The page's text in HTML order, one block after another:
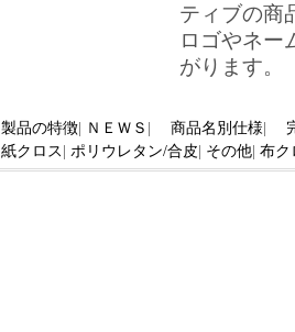
ティブの商
ロゴやネー
がります。
製品の特徴| ＮＥＷＳ | 商品名別仕様|
紙クロス | ポリウレタン/合皮| その他| 布ク